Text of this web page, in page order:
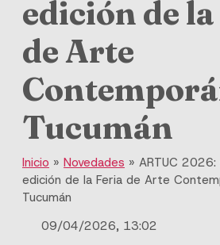
edición de
de Arte
Tucumán
Inicio » Novedades » ARTUC
edición de la Feria de Arte
Tucumán
09/04/2026, 13:02